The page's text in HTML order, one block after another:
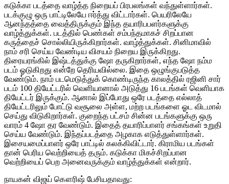
கடுக்கா படத்தை வாழ்த்த நிறையப் பிரபலங்கள் வந்துள்ளார்கள்.
படக்குழு ஒரு பாட்டிலேயே ஈர்த்து விட்டார்கள். பெயரிலேயே
ஆனந்தத்தை வைத்திருக்கும் இந்த தயாரிபபளர்களுக்கு
வாழ்த்துக்கள். படத்தில் பெண்கள் சம்பந்தமாகச் சிறப்பான
கருத்தைச் சொல்லியிருக்கிறார்கள். வாழ்த்துக்கள். சினிமாவில்
நாம் சரி செய்ய வேண்டிய விசயம் நிறைய இருக்கிறது.
திரையரங்கில் இஷ்டத்துக்கு ஷோ தருகிறார்கள், எந்த ஷோ நம்ம
படம் ஓடுகிறது என்றே தெரியவில்லை. இதை ஒழுங்குபடுத்த
வேண்டும். நாம் படமெடுத்துக் கொண்டிருந்த காலத்தில் ரஜினி சார்
படம் 100 தியேட்டரில் வெளியானால் அடுத்து 16 படங்கள் வெளியாக
தியேட்டர் இருக்கும். ஆனால் இப்போது ஒரே படத்தை எல்லாத்
தியேட்டரிலும் போட்டு வசூலை அள்ள, மற்ற படங்களை ஓட விடமால்
செய்து விடுகிறார்கள். குறைந்த பட்சம் சின்ன படங்களுக்கு ஒரு
வாரம் 4 ஷோ தர வேண்டும். இதைத் தயாரிப்பாளர் சங்கங்கள் உறுதி
செய்ய வேண்டும். இந்தப்படத்தை அழகாக எடுத்துள்ளார்கள்.
இசையமைப்பாளர் ஒரே பாட்டில் கலக்கிவிட்டார். கிராமிய படங்கள்
தான் பெரிய வெற்றியைத் தரும். கடுக்கா மிகச்சிறப்பான
வெற்றியைப் பெற அனைவருக்கும் வாழ்த்துக்கள் என்றார்.
நாயகன் விஜய் கௌரிஷ் பேசியதாவது: